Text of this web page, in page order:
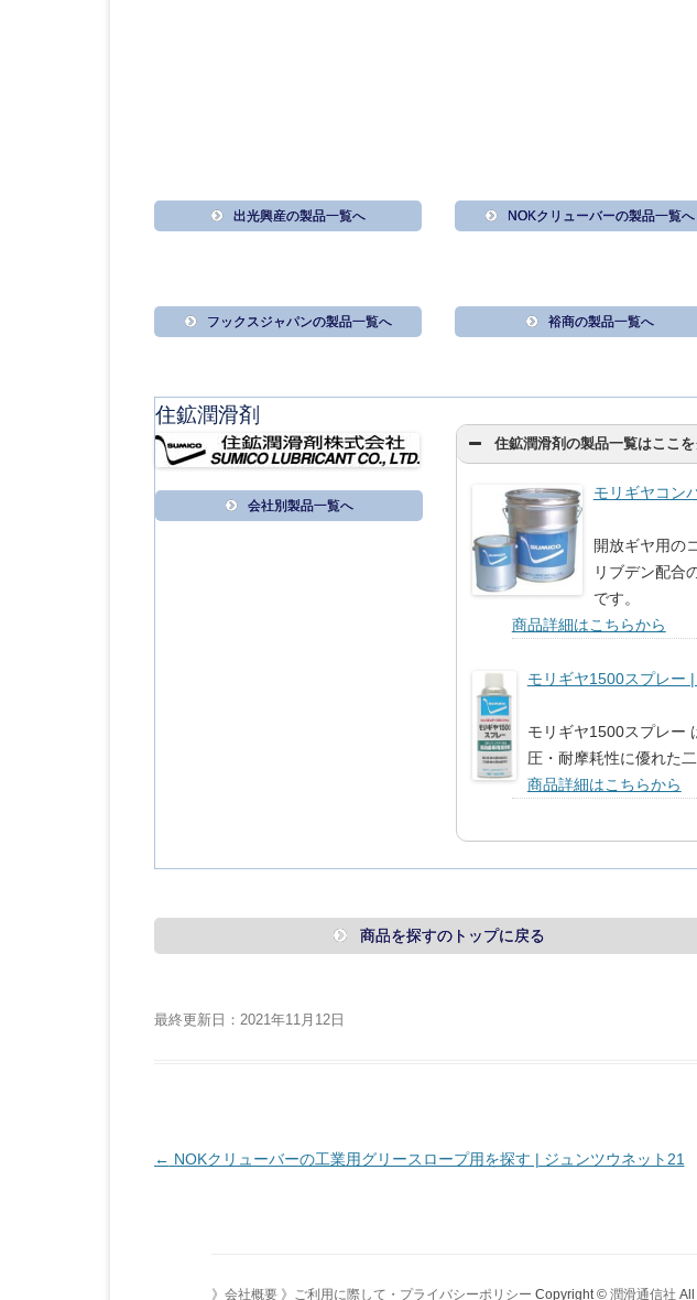
出光興産の製品一覧へ NOKクリューバーの製品一覧へ
フックスジャパンの製品一覧へ 裕商の製品一覧へ
住鉱潤滑剤
会社別製品一覧へ
住鉱潤滑剤の製品一覧はここを
モリギヤコン
開放ギヤ用の
リブデン配合
です。
商品詳細はこちらから
モリギヤ1500スプレー
モリギヤ1500スプレー
圧・耐摩耗性に優れた
商品詳細はこちらから
商品を探すのトップに戻る
最終更新日：2021年11月12日
投
← NOKクリューバーの工業用グリースロープ用を探す | ジュンツウネット21
》会社概要 》ご利用に際して・プライバシーポリシー Copyright © 潤滑通信社 All